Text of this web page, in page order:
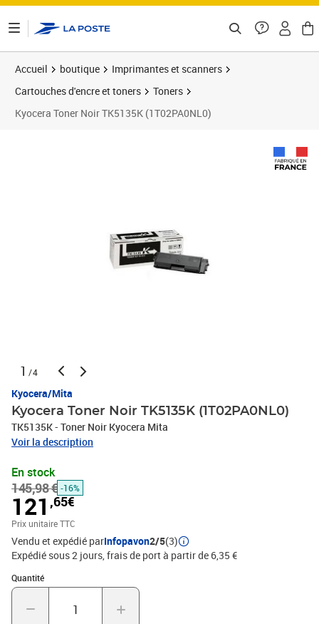
Accueil boutique
Imprimantes et scanners
Cartouches d'encre et toners
Toners
Kyocera Toner Noir TK5135K (1T02PA0NL0)
1 /4
Kyocera/Mita
Kyocera Toner Noir TK5135K (1T02PA0NL0)
TK5135K - Toner Noir Kyocera Mita
Voir la description
En stock
145,98 € -16%
121 ,65€
Prix unitaire TTC
Vendu et expédié parInfopavon2/5(3)
Expédié sous 2 jours, frais de port à partir de 6,35 €
Quantité
Quantité : 1